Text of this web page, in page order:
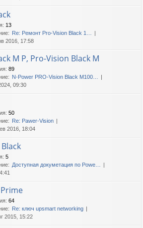
: 13
Re: Ремонт Pro-Vision Black 1…
2016, 17:58
M P, Pro-Vision Black M
: 89
N-Power PRO-Vision Black M100…
09:30
: 50
Re: Pawer-Vision
2016, 18:04
: 5
Доступная докуметация по Powe…
: 64
Re: ключ upsmart networking
2015, 15:22